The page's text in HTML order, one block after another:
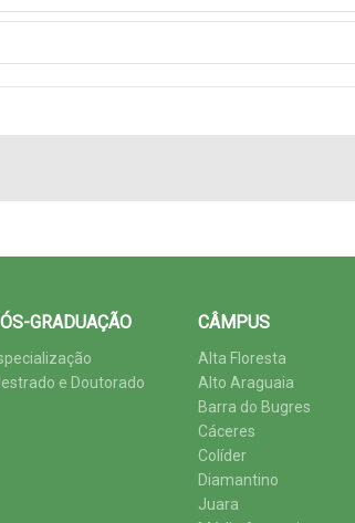
GRADUAÇÃO
e Doutorado
CÂMPUS
Alta Floresta
Alto Araguaia
Barra do Bugres
Cáceres
Colíder
Diamantino
Juara